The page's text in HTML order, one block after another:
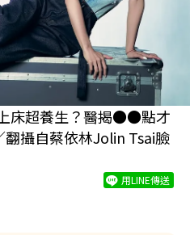
床超養生？醫揭●●點才
翻攝自蔡依林Jolin Tsai臉
用LINE傳送